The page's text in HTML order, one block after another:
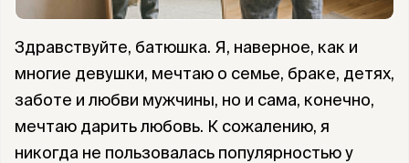
Здравствуйте, батюшка. Я, наверное, как и
многие девушки, мечтаю о семье, браке, детях,
заботе и любви мужчины, но и сама, конечно,
мечтаю дарить любовь. К сожалению, я
никогда не пользовалась популярностью у